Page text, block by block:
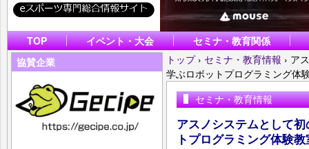
TOP イベント・大会
セミナ・教育関係
協賛企業
トップ › セミナ・教育情報 › ア
学ぶロボットプログラミング体
セミナ・教育情報
アスノシステムとして
トプログラミング体験